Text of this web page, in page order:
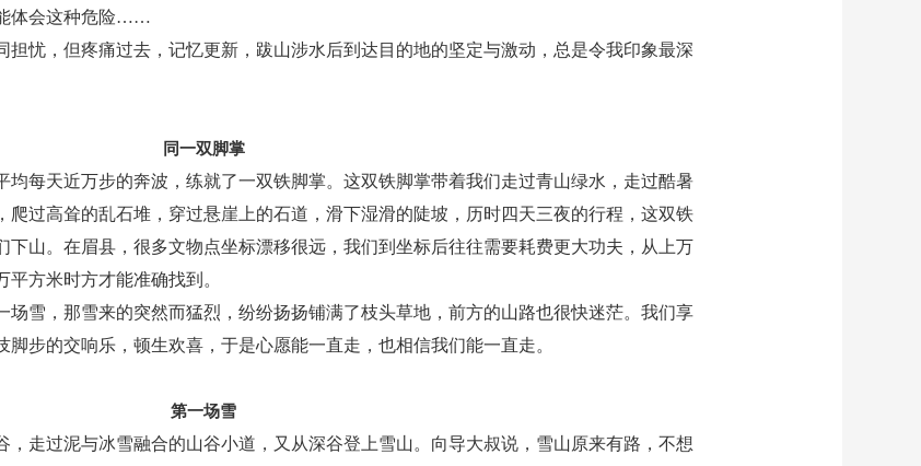
体会这种危险……
担忧，但疼痛过去，记忆更新，跋山涉水后到达目的地的坚定与激动，总是令我印象最深
同一双脚掌
均每天近万步的奔波，练就了一双铁脚掌。这双铁脚掌带着我们走过青山绿水，走过酷暑
爬过高耸的乱石堆，穿过悬崖上的石道，滑下湿滑的陡坡，历时四天三夜的行程，这双铁
下山。在眉县，很多文物点坐标漂移很远，我们到坐标后往往需要耗费更大功夫，从上万
方米时方才能准确找到。
场雪，那雪来的突然而猛烈，纷纷扬扬铺满了枝头草地，前方的山路也很快迷茫。我们享
步的交响乐，顿生欢喜，于是心愿能一直走，也相信我们能一直走。
第一场雪
，走过泥与冰雪融合的山谷小道，又从深谷登上雪山。向导大叔说，雪山原来有路，不想